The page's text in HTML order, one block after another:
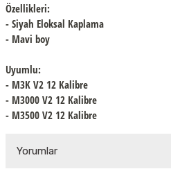
Özellikleri:
- Siyah Eloksal Kaplama
- Mavi boy
Uyumlu:
- M3K V2 12 Kalibre
- M3000 V2 12 Kalibre
- M3500 V2 12 Kalibre
Yorumlar